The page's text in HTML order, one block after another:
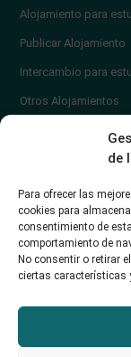
de
Para ofrecer las
cookies para
consentimiento de
comportamiento de
No consentir o retirar
ciertas características
Alojamiento para
Publicar Alojamiento
Intercambio para
Otros Alojamientos
¿Cómo publicar un
Contacto